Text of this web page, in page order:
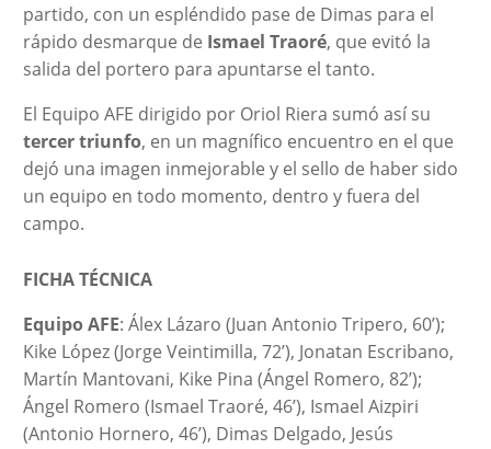
partido, con un espléndido pase de Dimas para el
rápido desmarque de Ismael Traoré, que evitó la
salida del portero para apuntarse el tanto.
El Equipo AFE dirigido por Oriol Riera sumó así su
tercer triunfo, en un magnífico encuentro en el que
dejó una imagen inmejorable y el sello de haber sido
un equipo en todo momento, dentro y fuera del
campo.
FICHA TÉCNICA
Equipo AFE: Álex Lázaro (Juan Antonio Tripero, 60’);
Kike López (Jorge Veintimilla, 72’), Jonatan Escribano,
Martín Mantovani, Kike Pina (Ángel Romero, 82’);
Ángel Romero (Ismael Traoré, 46’), Ismael Aizpiri
(Antonio Hornero, 46’), Dimas Delgado, Jesús